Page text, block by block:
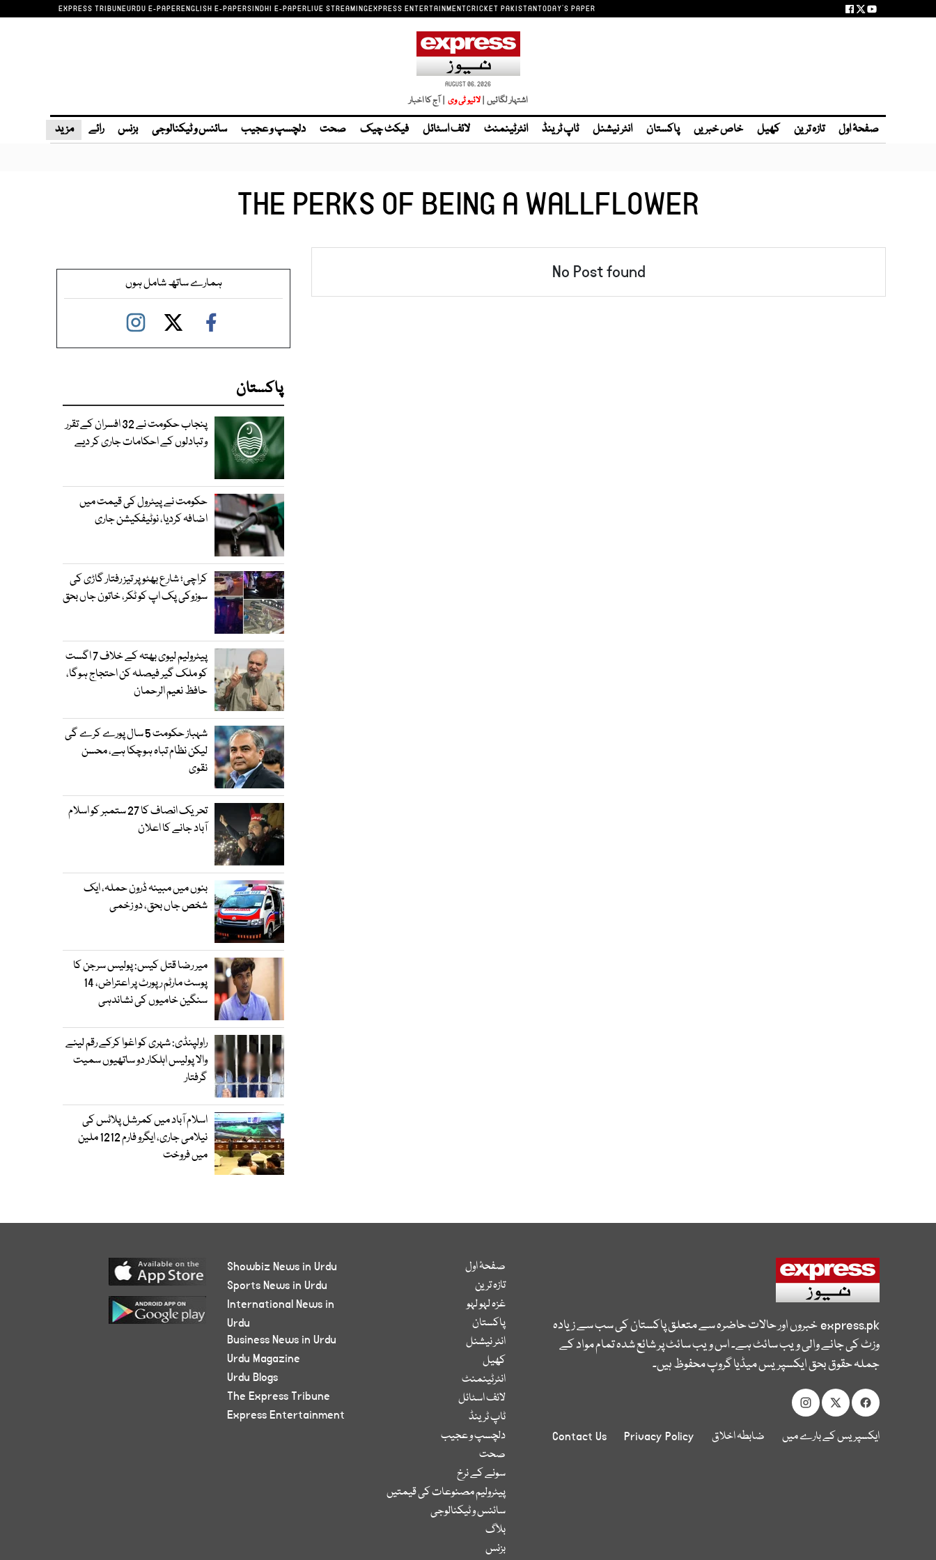
EXPRESS TRIBUNEURDU E-PAPERENGLISH E-PAPERSINDHI E-PAPERLIVE STREAMINGEXPRESS ENTERTAINMENTCRICKET PAKISTANTODAY'S PAPER
AUGUST 06, 2026
اشتہار لگائیں | | آج کا اخبار
صفحۂ اول تازہ ترین کھیل خاص خبریں پاکستان انٹر نیشنل ٹاپ ٹرینڈ انٹرٹینمنٹ لائف اسٹائل فیکٹ چیک صحت دلچسپ و عجیب سائنس و ٹیکنالوجی بزنس رائے مزید
THE PERKS OF BEING A WALLFLOWER
No Post found ہمارے ساتھ شامل ہوں
پاکستان
پنجاب حکومت نے 32 افسران کے تقرر
و تبادلوں کے احکامات جاری کر دیے
حکومت نے پیٹرول کی قیمت میں
اضافہ کردیا، نوٹیفکیشن جاری
کراچی؛ شارع بھٹو پر تیز رفتار گاڑی کی
سوزوکی پک اپ کو ٹکر، خاتون جاں بحق
پیٹرولیم لیوی بھتہ کے خلاف 7 اگست
کو ملک گیر فیصلہ کن احتجاج ہوگا،
حافظ نعیم الرحمان
شہباز حکومت 5 سال پورے کرے گی
لیکن نظام تباہ ہوچکا ہے، محسن
نقوی
تحریک انصاف کا 27 ستمبر کو اسلام
آباد جانے کا اعلان
بنوں میں مبینہ ڈرون حملہ، ایک
شخص جاں بحق، دو زخمی
میر رضا قتل کیس: پولیس سرجن کا
پوسٹ مارٹم رپورٹ پر اعتراض، 14
سنگین خامیوں کی نشاندہی
راولپنڈی: شہری کو اغوا کرکے رقم لینے
والا پولیس اہلکار دو ساتھیوں سمیت
گرفتار
اسلام آباد میں کمرشل پلاٹس کی
نیلامی جاری، ایگرو فارم 1212 ملین
میں فروخت
express.pkخبروں اور حالات حاضرہ سے متعلق پاکستان کی سب سے زیادہ
وزٹ کی جانے والی ویب سائٹ ہے۔ اس ویب سائٹ پر شائع شدہ تمام مواد کے
جملہ حقوق بحق ایکسپریس میڈیا گروپ محفوظ ہیں۔
ایکسپریس کے بارے میں ضابطہ اخلاق Privacy Policy
Contact Us
صفحۂ اول
تازہ ترین
غزہ لہو لہو
پاکستان
انٹر نیشنل
کھیل
انٹرٹینمنٹ
لائف اسٹائل
ٹاپ ٹرینڈ
دلچسپ و عجیب
صحت
سونے کے نرخ
پیٹرولیم مصنوعات کی قیمتیں
سائنس و ٹیکنالوجی
بلاگ
بزنس
Showbiz News in Urdu
Sports News in Urdu
International News in
Urdu
Business News in Urdu
Urdu Magazine
Urdu Blogs
The Express Tribune
Express Entertainment